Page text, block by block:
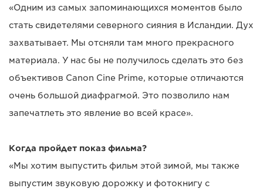
«Одним из самых запоминающихся моментов было
стать свидетелями северного сияния в Исландии. Дух
захватывает. Мы отсняли там много прекрасного
материала. У нас бы не получилось сделать это без
объективов Canon Cine Prime, которые отличаются
очень большой диафрагмой. Это позволило нам
запечатлеть это явление во всей красе».
Когда пройдет показ фильма?
«Мы хотим выпустить фильм этой зимой, мы также
выпустим звуковую дорожку и фотокнигу с